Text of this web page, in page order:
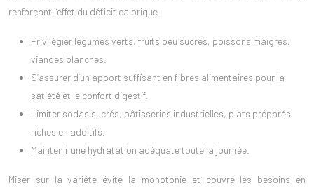
renforçant l’effet du déficit calorique.
Privilégier légumes verts, fruits peu sucrés, poissons maigres,
viandes blanches.
S’assurer d’un apport suffisant en fibres alimentaires pour la
satiété et le confort digestif.
Limiter sodas sucrés, pâtisseries industrielles, plats préparés
riches en additifs.
Maintenir une hydratation adéquate toute la journée.
Miser sur la variété évite la monotonie et couvre les besoins en